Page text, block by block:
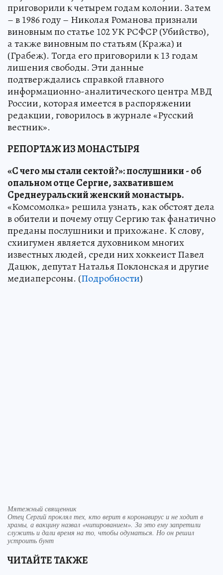
приговорили к четырем годам колонии. Затем
– в 1986 году – Николая Романова признали
виновным по статье 102 УК РСФСР (Убийство),
а также виновным по статьям (Кража) и
(Грабеж). Тогда его приговорили к 13 годам
лишения свободы. Эти данные
подтверждались справкой главного
информационно-аналитического центра МВД
России, которая имеется в распоряжении
редакции, говорилось в журнале «Русский
вестник».
РЕПОРТАЖ ИЗ МОНАСТЫРЯ
«С чего мы стали сектой?»: послушники - об
опальном отце Сергие, захватившем
Среднеуральский женский монастырь.
«Комсомолка» решила узнать, как обстоят дела
в обители и почему отцу Сергию так фанатично
преданы послушники и прихожане. К слову,
схиигумен является духовником многих
известных людей, среди них хоккеист Павел
Дацюк, депутат Наталья Поклонская и другие
медиаперсоны. (Подробности)
Мятежный священник
Отец Сергий проклял тех, кто верит в коронавирус и не ходит в
храмы, а вакцину назвал «чипированием». За это ему запретили
служить и дали время на то, чтобы одуматься. Но он решил
устроить бунт
ЧИТАЙТЕ ТАКЖЕ